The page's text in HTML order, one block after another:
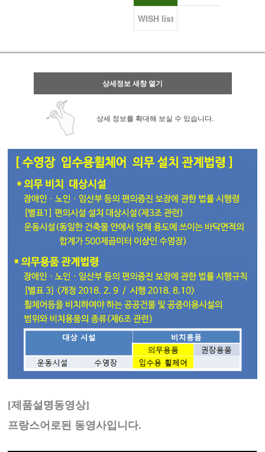
WISH list
상세정보 새창 열기
상세 정보를 확대해 보실 수 있습니다.
[제품설명동영상]
프랑스어로된 동영사입니다.